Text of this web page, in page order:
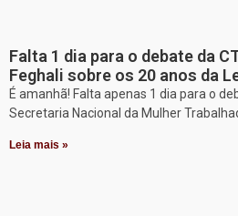
Falta 1 dia para o debate da
Feghali sobre os 20 anos da
É amanhã! Falta apenas 1 dia para o
Secretaria Nacional da Mulher
Leia mais »